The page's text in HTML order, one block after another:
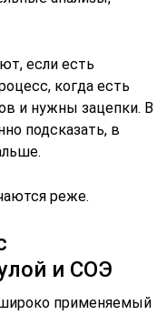
если есть
когда есть
и нужны зацепки. В
подсказать, в
реже.
и СОЭ
применяемый